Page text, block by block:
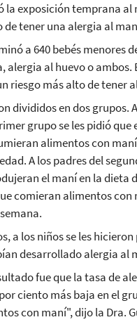
la exposición temprana al
de tener una alergia al
a 640 bebés menores
alergia al huevo o ambos.
riesgo más alto de tener
divididos en dos grupos.
grupo se les pidió que
alimentos con
A los padres del
el maní en la dieta
comieran alimentos con
a los niños se les
desarrollado alergia al
fue que la tasa de
ciento más baja en el
con maní", dijo la Dra.